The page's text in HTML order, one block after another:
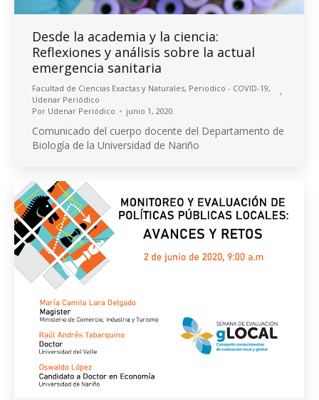
Desde la academia y la ciencia:
Reflexiones y análisis sobre la actual
emergencia sanitaria
Facultad de Ciencias Exactas y Naturales, Periodico - COVID-19,
Udenar Periódico
Por Udenar Periódico junio 1, 2020
Comunicado del cuerpo docente del Departamento de
Biología de la Universidad de Nariño